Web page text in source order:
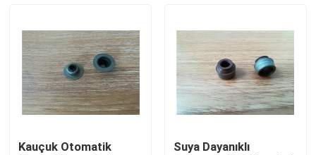
Ürün:% s
Hakkımızda
Fabrika turu
Kauçuk Otomatik
Suya Dayanıklı